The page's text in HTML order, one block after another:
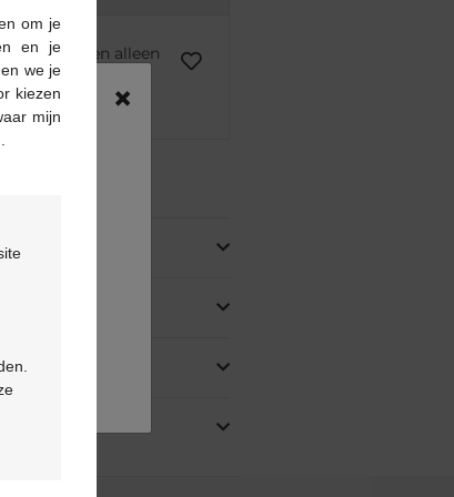
kunnen alleen
een medisch ×
om je
en je
we je
kiezen
mijn